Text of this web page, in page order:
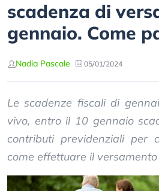
scadenza di
gennaio. Come
Nadia Pascale 05/01/2024
Le scadenze fiscali di
vivo, entro il 10 gennaio
contributi previdenziali per
come effettuare il